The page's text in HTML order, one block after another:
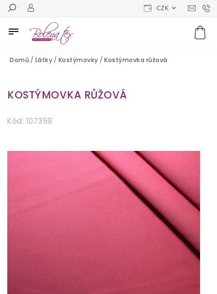
CZK
Domů / Látky / Kostýmovky / Kostýmovka růžová
KOSTÝMOVKA RŮŽOVÁ
Kód: 107359